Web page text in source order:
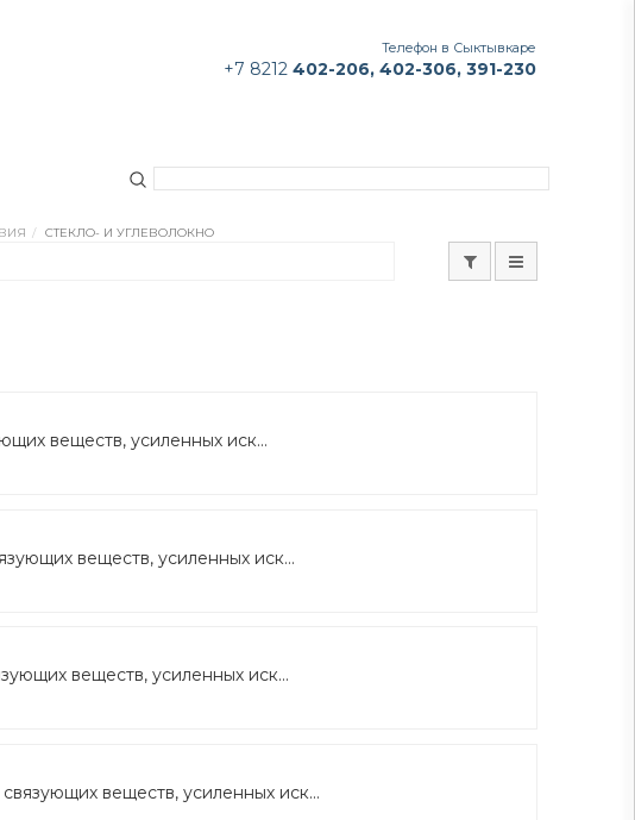
Телефон в Сыктывкаре
+7 8212 402-206, 402-306, 391-230
СТЕКЛО- И УГЛЕВОЛОКНО
веществ, усиленных иск...
веществ, усиленных иск...
веществ, усиленных иск...
веществ, усиленных иск...